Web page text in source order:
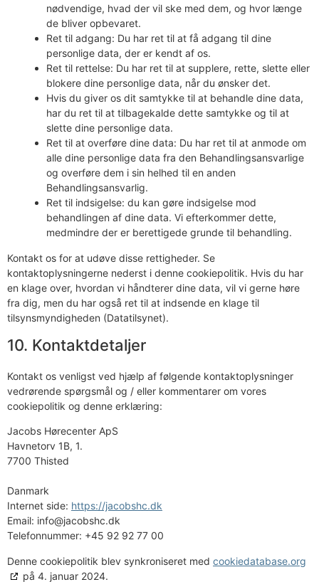
nødvendige, hvad der vil ske med dem, og hvor længe
de bliver opbevaret.
Ret til adgang: Du har ret til at få adgang til dine
personlige data, der er kendt af os.
Ret til rettelse: Du har ret til at supplere, rette, slette eller
blokere dine personlige data, når du ønsker det.
Hvis du giver os dit samtykke til at behandle dine data,
har du ret til at tilbagekalde dette samtykke og til at
slette dine personlige data.
Ret til at overføre dine data: Du har ret til at anmode om
alle dine personlige data fra den Behandlingsansvarlige
og overføre dem i sin helhed til en anden
Behandlingsansvarlig.
Ret til indsigelse: du kan gøre indsigelse mod
behandlingen af ​​dine data. Vi efterkommer dette,
medmindre der er berettigede grunde til behandling.
Kontakt os for at udøve disse rettigheder. Se
kontaktoplysningerne nederst i denne cookiepolitik. Hvis du har
en klage over, hvordan vi håndterer dine data, vil vi gerne høre
fra dig, men du har også ret til at indsende en klage til
tilsynsmyndigheden (Datatilsynet).
10. Kontaktdetaljer
Kontakt os venligst ved hjælp af følgende kontaktoplysninger
vedrørende spørgsmål og / eller kommentarer om vores
cookiepolitik og denne erklæring:
Jacobs Hørecenter ApS
Havnetorv 1B, 1.
7700 Thisted
Danmark
Internet side: https://jacobshc.dk
Email: info@jacobshc.dk
Telefonnummer: +45 92 92 77 00
Denne cookiepolitik blev synkroniseret med cookiedatabase.org
på 4. januar 2024.